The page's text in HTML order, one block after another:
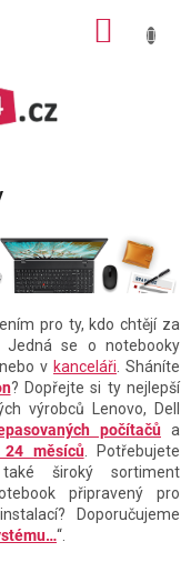
pro ty, kdo chtějí za
Jedná se o notebooky
v kanceláři . Sháníte
? Dopřejte si ty nejlepší
výrobců Lenovo, Dell
počítačů a
24 měsíců. Potřebujete
široký sortiment
připravený pro
Doporučujeme
“.